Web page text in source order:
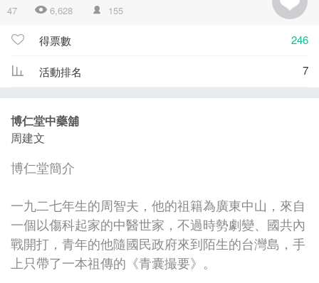
47 6,628 155
得票數 246
活動排名 7
博仁堂中藥舖
周建文
博仁堂簡介
一九二七年生的周智夫，他的祖籍為廣東中山，來自
一個以傷科起家的中醫世家，不過時勢劇變、國共內
戰開打，青年的他隨國民政府來到陌生的台灣島，手
上只帶了一本祖傳的《青囊撮要》。